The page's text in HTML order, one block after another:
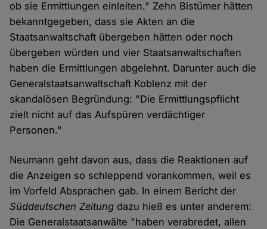
ob sie Ermittlungen einleiten." Zehn Bistümer hätten
bekanntgegeben, dass sie Akten an die
Staatsanwaltschaft übergeben hätten oder noch
übergeben würden und vier Staatsanwaltschaften
haben die Ermittlungen abgelehnt. Darunter auch die
Generalstaatsanwaltschaft Koblenz mit der
skandalösen Begründung: "Die Ermittlungspflicht
zielt nicht auf das Aufspüren verdächtiger
Personen."
Neumann geht davon aus, dass die Reaktionen auf
die Anzeigen so schleppend vorankommen, weil es
im Vorfeld Absprachen gab. In einem Bericht der
Süddeutschen Zeitung dazu hieß es unter anderem:
Die Generalstaatsanwälte "haben verabredet, allen